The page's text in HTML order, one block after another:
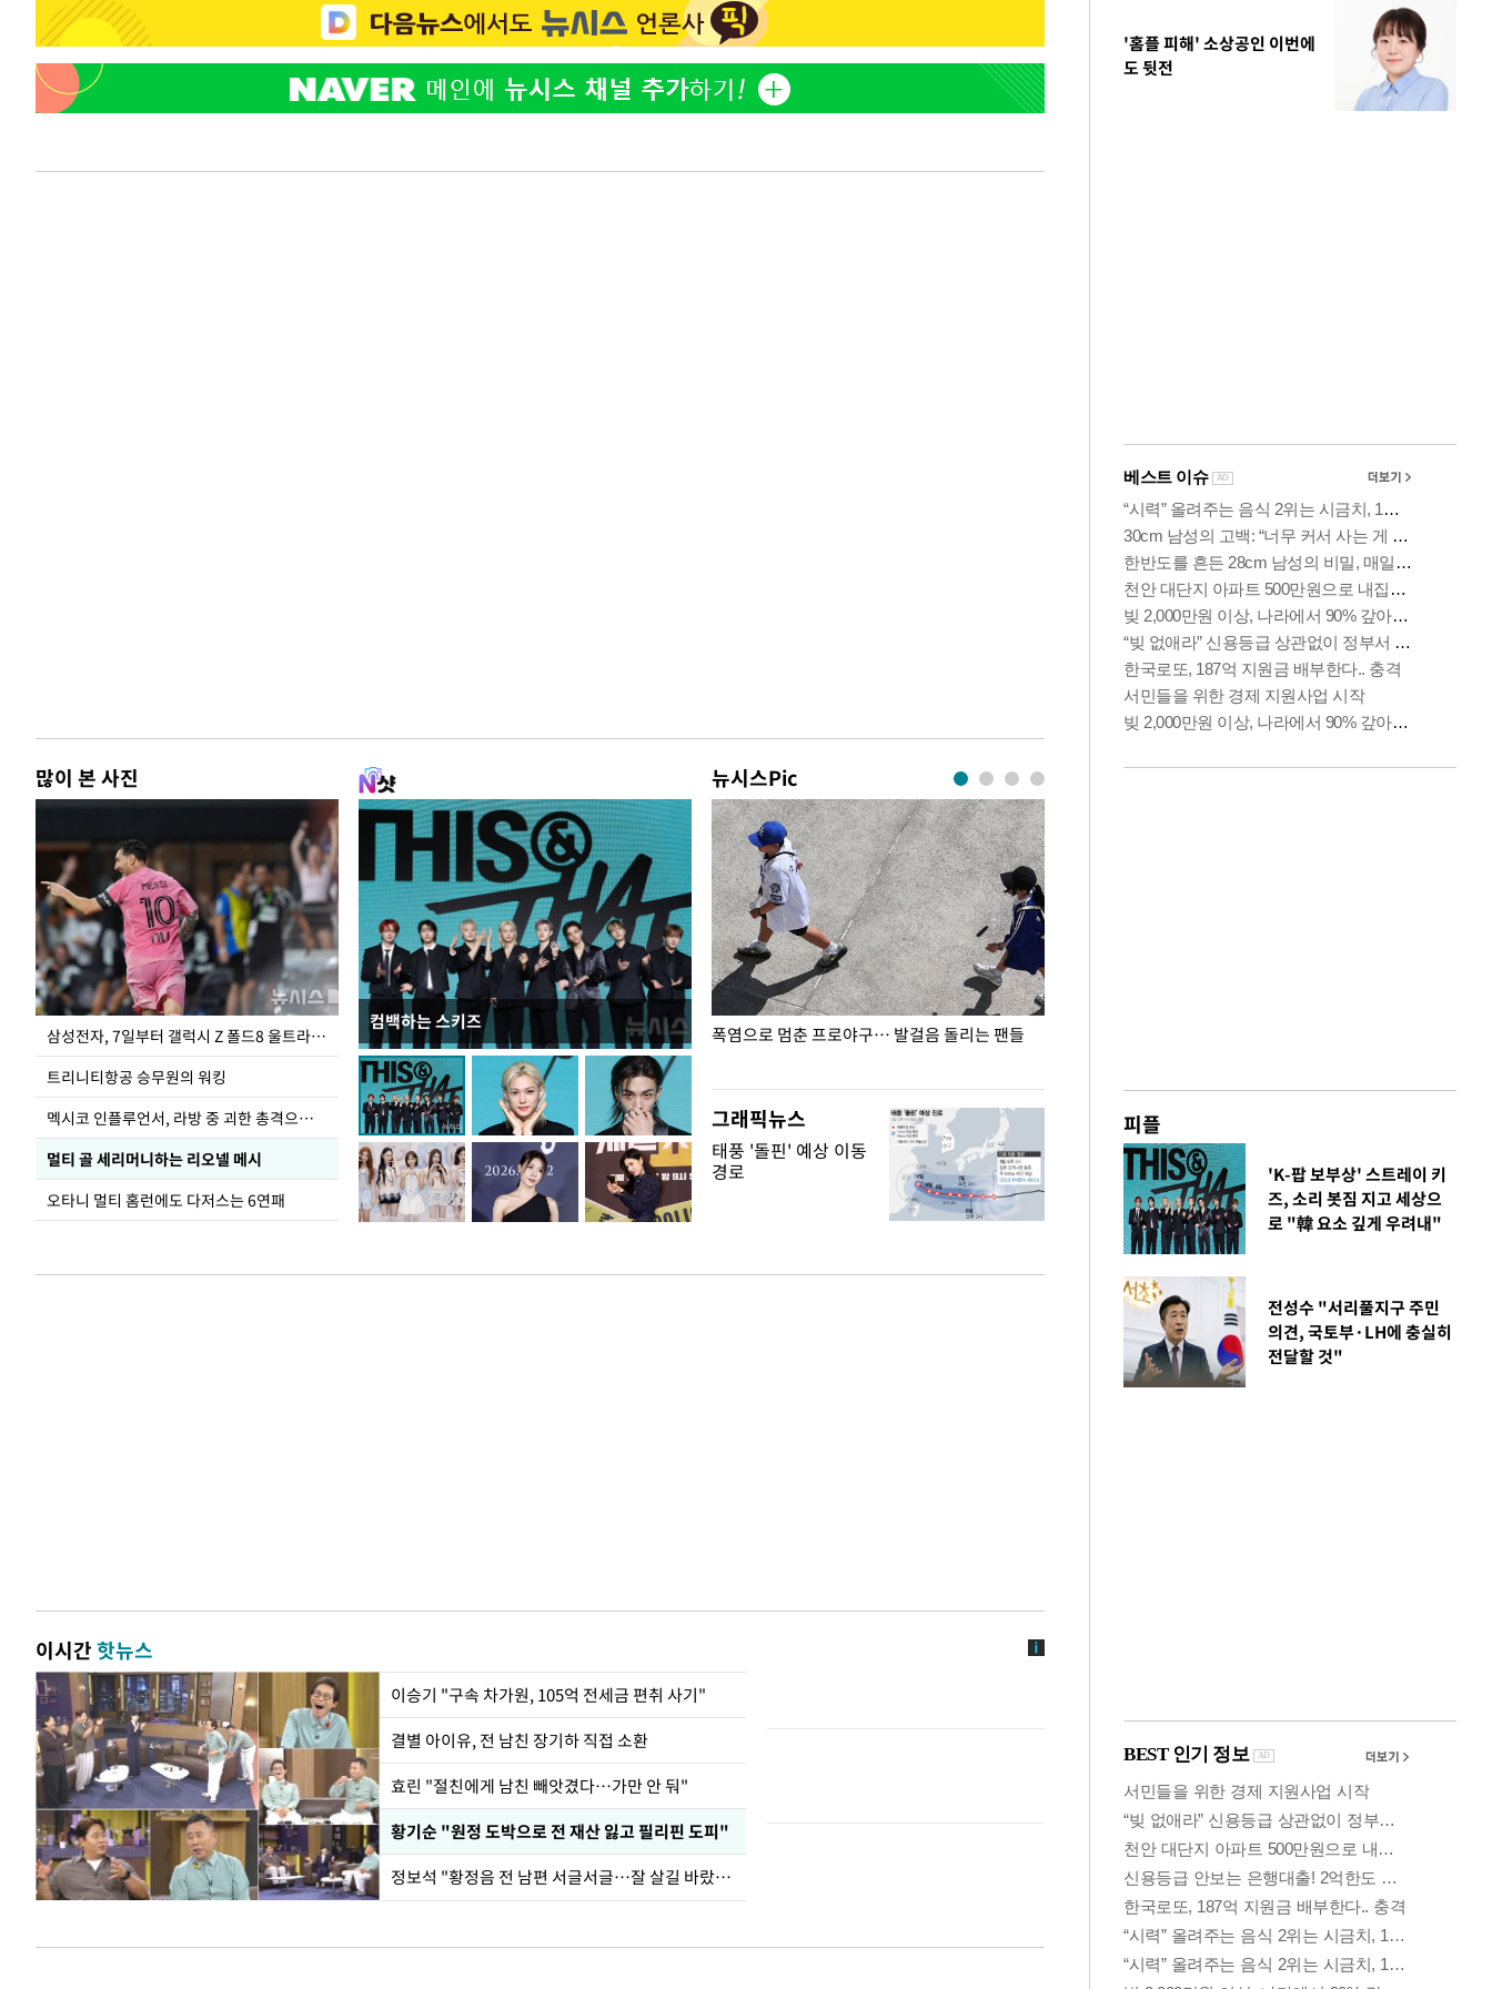
많이 본 사진
삼성전자, 7일부터 갤럭시 Z 폴드8 울트라·폴드8·플립8 출시
트리니티항공 승무원의 워킹
멕시코 인플루언서, 라방 중 괴한 총격으로 사망
멀티 골 세리머니하는 리오넬 메시
오타니 멀티 홈런에도 다저스는 6연패
컴백하는 스키즈
뉴시스Pic
입추 하루 앞둔 전남광주… 열화상 카메라에 담긴
폭염
폭염으로 멈춘 프로야구… 발걸음 돌리는 팬들
그래픽뉴스
태풍 '돌핀' 예상 이동
경로
이시간핫뉴스
이승기 "구속 차가원, 105억 전세금 편취 사기"
결별 아이유, 전 남친 장기하 직접 소환
효린 "절친에게 남친 빼앗겼다…가만 안 둬"
황기순 "원정 도박으로 전 재산 잃고 필리핀 도피"
정보석 "황정음 전 남편 서글서글…잘 살길 바랐는데"
'홈플 피해' 소상공인 이번에
도 뒷전
피플
'K-팝 보부상' 스트레이 키
즈, 소리 봇짐 지고 세상으
로 "韓 요소 깊게 우려내"
전성수 "서리풀지구 주민
의견, 국토부·LH에 충실히
전달할 것"